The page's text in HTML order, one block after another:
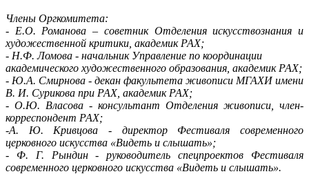
Члены Оргкомитета:
- Е.О. Романова – советник Отделения искусствознания и
художественной критики, академик РАХ;
- Н.Ф. Ломова - начальник Управление по координации
академического художественного образования, академик РАХ;
- Ю.А. Смирнова - декан факультета живописи МГАХИ имени
В. И. Сурикова при РАХ, академик РАХ;
- О.Ю. Власова - консультант Отделения живописи, член-
корреспондент РАХ;
-А. Ю. Кривцова - директор Фестиваля современного
церковного искусства «Видеть и слышать»;
- Ф. Г. Рындин - руководитель спецпроектов Фестиваля
современного церковного искусства «Видеть и слышать».